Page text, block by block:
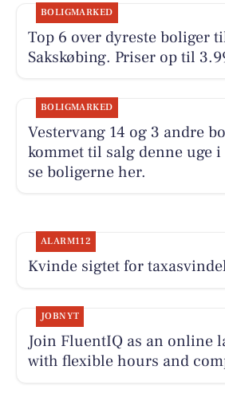
BOLIGMARKED
Top 6 over dyreste boliger
Sakskøbing. Priser op til
BOLIGMARKED
Vestervang 14 og 3 andre
kommet til salg denne uge i
se boligerne her.
ALARM112
Kvinde sigtet for
JOBNYT
Join FluentIQ as an online
with flexible hours and